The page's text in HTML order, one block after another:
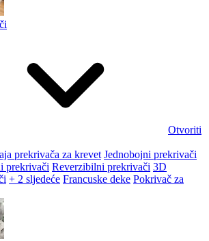
Otvoriti
prekrivača za krevet Jednobojni prekrivači
prekrivači Reverzibilni prekrivači 3D
+ 2 sljedeće Francuske deke Pokrivač za